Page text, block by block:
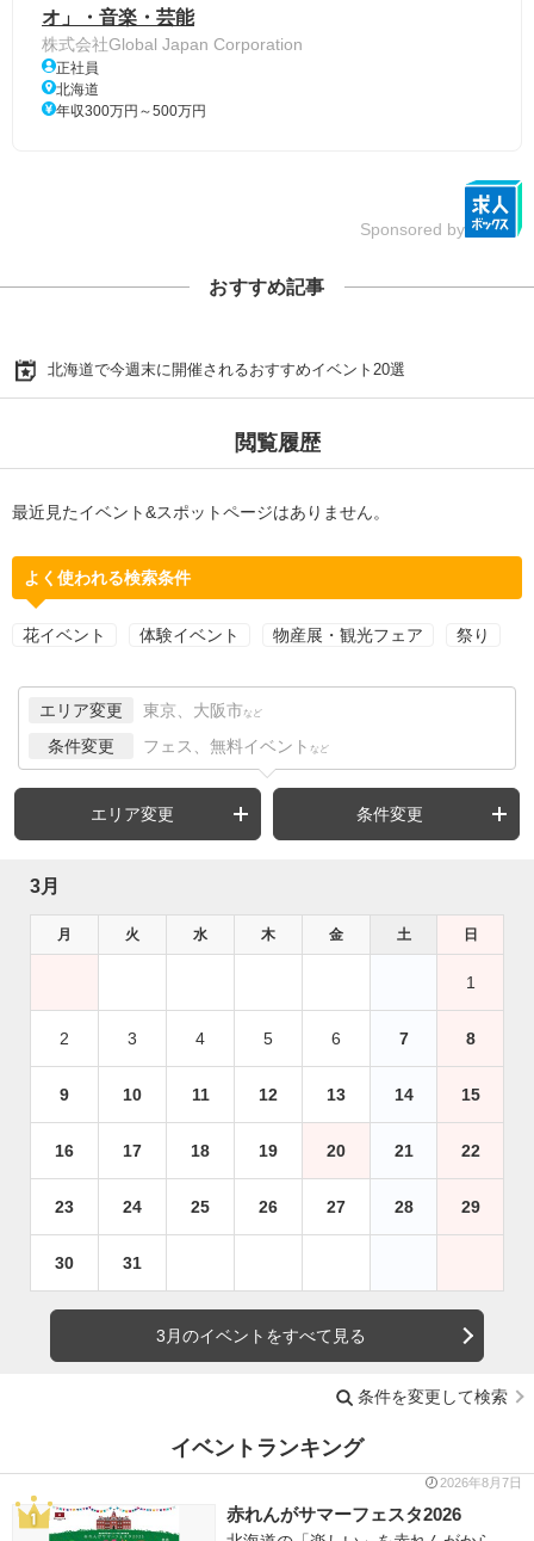
オ」・音楽・芸能
株式会社Global Japan Corporation
正社員
北海道
年収300万円～500万円
Sponsored by
おすすめ記事
北海道で今週末に開催されるおすすめイベント20選
閲覧履歴
最近見たイベント&スポットページはありません。
よく使われる検索条件
花イベント 体験イベント 物産展・観光フェア 祭り
エリア変更 東京、大阪市 など
条件変更 フェス、無料イベント など
エリア変更 条件変更
3月
月 火 水 木 金 土 日
1
2 3 4 5 6 7 8
9 10 11 12 13 14 15
16 17 18 19 20 21 22
23 24 25 26 27 28 29
30 31
3月のイベントをすべて見る
条件を変更して検索
イベントランキング
2026年8月7日
赤れんがサマーフェスタ2026